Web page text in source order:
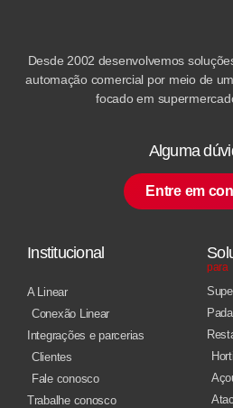
Desde 2002 desenvolvemos
automação comercial por meio de
focado em
Alguma
Entre em
Institucional
A Linear
Conexão Linear
Integrações e parcerias
Clientes
Fale conosco
Trabalhe conosco
para